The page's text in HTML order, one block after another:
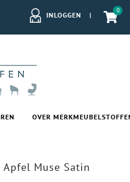
INLOGGEN |
0
OVER
Apfel Muse Satin